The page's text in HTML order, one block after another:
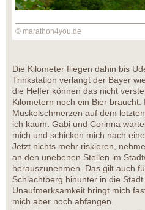
© marathon4you.de
Die Kilometer fliegen dahin bis
Trinkstation verlangt der Bayer
die Helfer können das nicht
Kilometern noch ein Bier braucht.
Muskelschmerzen auf dem
ich kaum. Gabi und Corinna
mich und schicken mich nach
Jetzt nichts mehr riskieren,
an den unebenen Stellen im
herauszunehmen. Das gilt auch
Schlachtberg hinunter in die
Unaufmerksamkeit bringt mich
mich aber noch abfangen.